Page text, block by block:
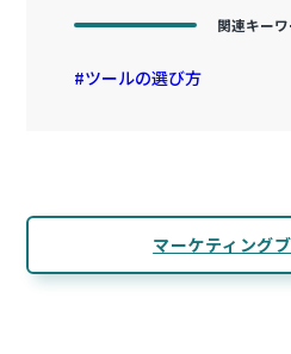
関連キー
ツールの選び方
マーケティング